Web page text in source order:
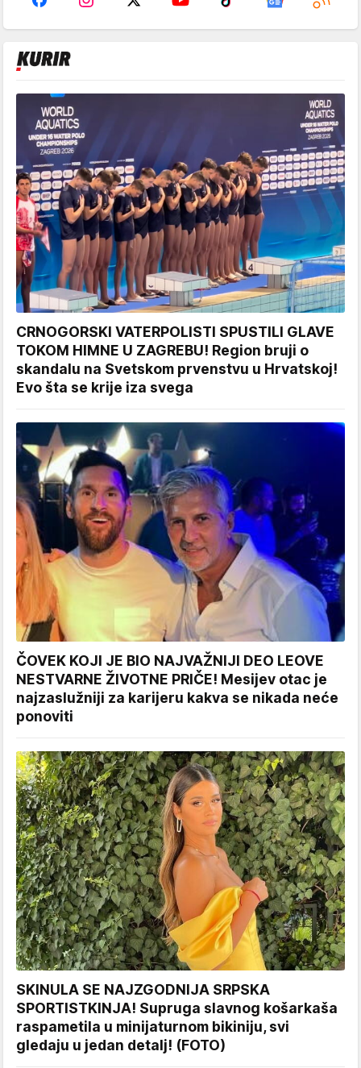
CRNOGORSKI VATERPOLISTI SPUSTILI GLAVE
TOKOM HIMNE U ZAGREBU! Region bruji o
skandalu na Svetskom prvenstvu u Hrvatskoj!
Evo šta se krije iza svega
ČOVEK KOJI JE BIO NAJVAŽNIJI DEO LEOVE
NESTVARNE ŽIVOTNE PRIČE! Mesijev otac je
najzaslužniji za karijeru kakva se nikada neće
ponoviti
SKINULA SE NAJZGODNIJA SRPSKA
SPORTISTKINJA! Supruga slavnog košarkaša
raspametila u minijaturnom bikiniju, svi
gledaju u jedan detalj! (FOTO)